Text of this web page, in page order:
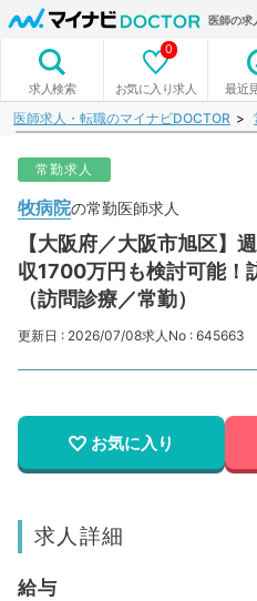
医師の求
求人検索 お気に入り求人
0
最近
医師求人・転職のマイナビDOCTOR
常勤求人
牧病院の常勤医師求人
【大阪府／大阪市旭区
収1700万円も検討可能！
（訪問診療／常勤）
更新日 : 2026/07/08求人No : 645663
お気に入り
求人詳細
給与